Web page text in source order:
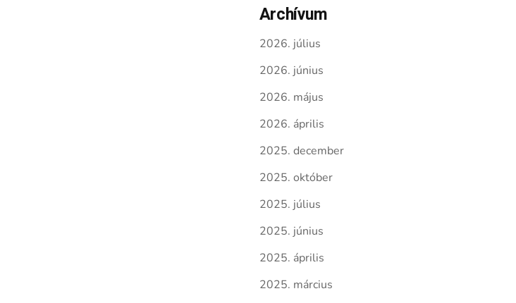
Archívum
2026. július
2026. június
2026. május
2026. április
2025. december
2025. október
2025. július
2025. június
2025. április
2025. március